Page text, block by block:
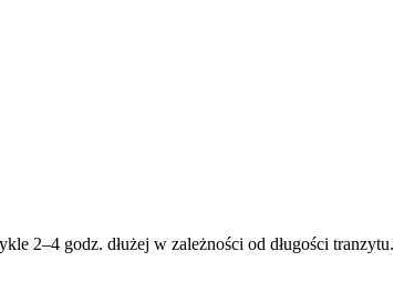
2–4 godz. dłużej w zależności od długości tranzytu.